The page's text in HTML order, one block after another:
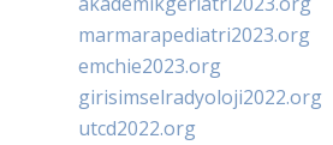
marmarapediatri2023.org
emchie2023.org
girisimselradyoloji2022.org
utcd2022.org